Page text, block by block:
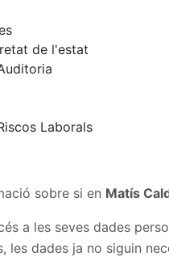
de l'estat
Laborals
sobre si en Matís
a les seves dades
les dades ja no siguin